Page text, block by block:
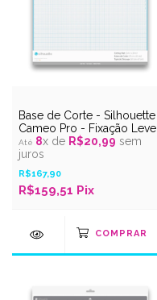
Base de Corte - Silhouette
Cameo Pro - Fixação Leve
8x de R$20,99 sem
juros
R$167,90
R$159,51 Pix